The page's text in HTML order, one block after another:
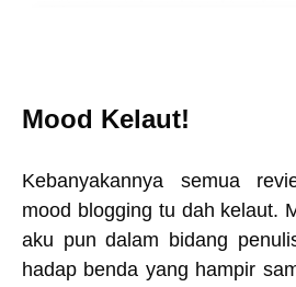
Mood Kelaut!
Kebanyakannya semua
mood blogging tu dah kelaut.
aku pun dalam bidang
hadap benda yang hampir